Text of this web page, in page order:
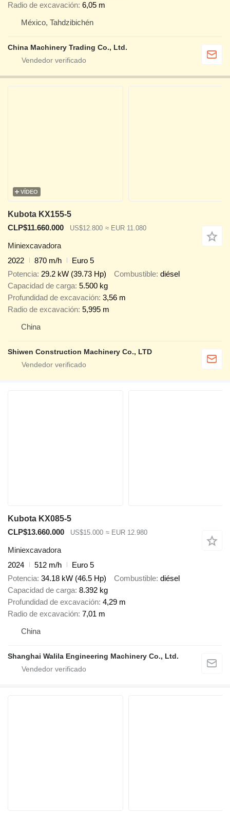
Radio de excavación 6,05 m
México, Tahdzibichén
China Machinery Trading Co., Ltd.
VÍDEO
Kubota KX155-5
CLP$11.660.000
US$12.800 ≈ EUR 11.080
Miniexcavadora
2022
870 m/h
Euro 5
Potencia 29.2 kW (39.73 Hp) Combustible diésel
Capacidad de carga 5.500 kg
Profundidad de excavación 3,56 m
Radio de excavación 5,995 m
China
Shiwen Construction Machinery Co., LTD
Kubota KX085-5
CLP$13.660.000
US$15.000 ≈ EUR 12.980
Miniexcavadora
2024
512 m/h
Euro 5
Potencia 34.18 kW (46.5 Hp) Combustible diésel
Capacidad de carga 8.392 kg
Profundidad de excavación 4,29 m
Radio de excavación 7,01 m
China
Shanghai Walila Engineering Machinery Co., Ltd.